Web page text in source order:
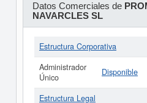
Datos Comerciales de
NAVARCLES SL
Estructura Corporativa
Administrador
Único
Disponible
Estructura Legal